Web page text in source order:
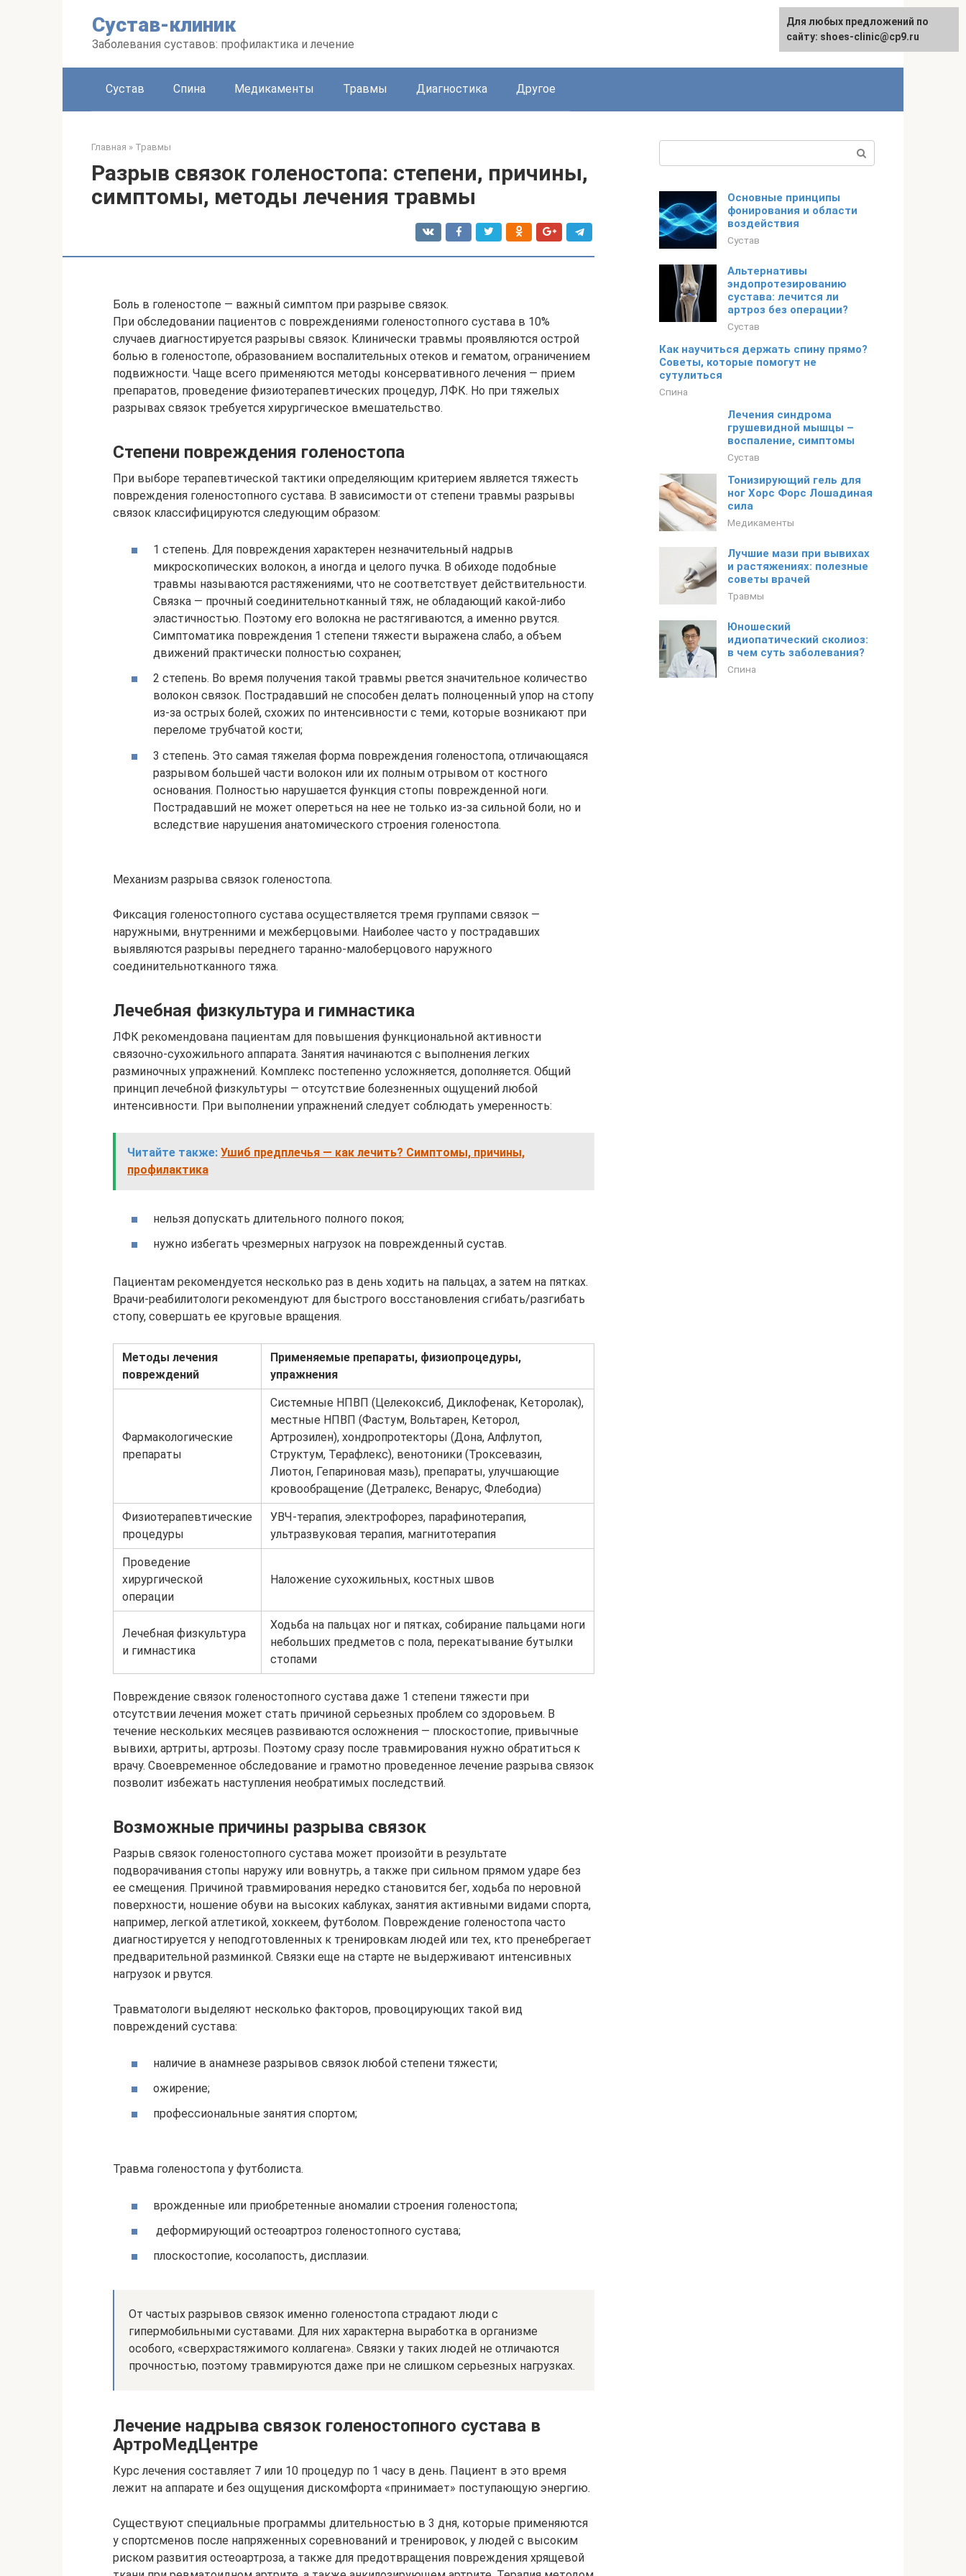
Сустав-клиник
Заболевания суставов: профилактика и лечение
Сустав Спина Медикаменты Травмы Диагностика Другое
Главная » Травмы
Разрыв связок голеностопа: степени, причины,
симптомы, методы лечения травмы
Боль в голеностопе — важный симптом при разрыве связок.
При обследовании пациентов с повреждениями голеностопного сустава в 10%
случаев диагностируется разрывы связок. Клинически травмы проявляются острой
болью в голеностопе, образованием воспалительных отеков и гематом, ограничением
подвижности. Чаще всего применяются методы консервативного лечения — прием
препаратов, проведение физиотерапевтических процедур, ЛФК. Но при тяжелых
разрывах связок требуется хирургическое вмешательство.
Степени повреждения голеностопа
При выборе терапевтической тактики определяющим критерием является тяжесть
повреждения голеностопного сустава. В зависимости от степени травмы разрывы
связок классифицируются следующим образом:
1 степень. Для повреждения характерен незначительный надрыв
микроскопических волокон, а иногда и целого пучка. В обиходе подобные
травмы называются растяжениями, что не соответствует действительности.
Связка — прочный соединительнотканный тяж, не обладающий какой-либо
эластичностью. Поэтому его волокна не растягиваются, а именно рвутся.
Симптоматика повреждения 1 степени тяжести выражена слабо, а объем
движений практически полностью сохранен;
2 степень. Во время получения такой травмы рвется значительное количество
волокон связок. Пострадавший не способен делать полноценный упор на стопу
из-за острых болей, схожих по интенсивности с теми, которые возникают при
переломе трубчатой кости;
3 степень. Это самая тяжелая форма повреждения голеностопа, отличающаяся
разрывом большей части волокон или их полным отрывом от костного
основания. Полностью нарушается функция стопы поврежденной ноги.
Пострадавший не может опереться на нее не только из-за сильной боли, но и
вследствие нарушения анатомического строения голеностопа.
Механизм разрыва связок голеностопа.
Фиксация голеностопного сустава осуществляется тремя группами связок —
наружными, внутренними и межберцовыми. Наиболее часто у пострадавших
выявляются разрывы переднего таранно-малоберцового наружного
соединительнотканного тяжа.
Лечебная физкультура и гимнастика
ЛФК рекомендована пациентам для повышения функциональной активности
связочно-сухожильного аппарата. Занятия начинаются с выполнения легких
разминочных упражнений. Комплекс постепенно усложняется, дополняется. Общий
принцип лечебной физкультуры — отсутствие болезненных ощущений любой
интенсивности. При выполнении упражнений следует соблюдать умеренность:
Читайте также: Ушиб предплечья — как лечить? Симптомы, причины,
профилактика
нельзя допускать длительного полного покоя;
нужно избегать чрезмерных нагрузок на поврежденный сустав.
Пациентам рекомендуется несколько раз в день ходить на пальцах, а затем на пятках.
Врачи-реабилитологи рекомендуют для быстрого восстановления сгибать/разгибать
стопу, совершать ее круговые вращения.
Методы лечения
повреждений
Применяемые препараты, физиопроцедуры,
упражнения
Фармакологические
препараты
Системные НПВП (Целекоксиб, Диклофенак, Кеторолак),
местные НПВП (Фастум, Вольтарен, Кеторол,
Артрозилен), хондропротекторы (Дона, Алфлутоп,
Структум, Терафлекс), венотоники (Троксевазин,
Лиотон, Гепариновая мазь), препараты, улучшающие
кровообращение (Детралекс, Венарус, Флебодиа)
Физиотерапевтические
процедуры
УВЧ-терапия, электрофорез, парафинотерапия,
ультразвуковая терапия, магнитотерапия
Проведение
хирургической
операции
Наложение сухожильных, костных швов
Лечебная физкультура
и гимнастика
Ходьба на пальцах ног и пятках, собирание пальцами ноги
небольших предметов с пола, перекатывание бутылки
стопами
Повреждение связок голеностопного сустава даже 1 степени тяжести при
отсутствии лечения может стать причиной серьезных проблем со здоровьем. В
течение нескольких месяцев развиваются осложнения — плоскостопие, привычные
вывихи, артриты, артрозы. Поэтому сразу после травмирования нужно обратиться к
врачу. Своевременное обследование и грамотно проведенное лечение разрыва связок
позволит избежать наступления необратимых последствий.
Возможные причины разрыва связок
Разрыв связок голеностопного сустава может произойти в результате
подворачивания стопы наружу или вовнутрь, а также при сильном прямом ударе без
ее смещения. Причиной травмирования нередко становится бег, ходьба по неровной
поверхности, ношение обуви на высоких каблуках, занятия активными видами спорта,
например, легкой атлетикой, хоккеем, футболом. Повреждение голеностопа часто
диагностируется у неподготовленных к тренировкам людей или тех, кто пренебрегает
предварительной разминкой. Связки еще на старте не выдерживают интенсивных
нагрузок и рвутся.
Травматологи выделяют несколько факторов, провоцирующих такой вид
повреждений сустава:
наличие в анамнезе разрывов связок любой степени тяжести;
ожирение;
профессиональные занятия спортом;
Травма голеностопа у футболиста.
врожденные или приобретенные аномалии строения голеностопа;
деформирующий остеоартроз голеностопного сустава;
плоскостопие, косолапость, дисплазии.
От частых разрывов связок именно голеностопа страдают люди с
гипермобильными суставами. Для них характерна выработка в организме
особого, «сверхрастяжимого коллагена». Связки у таких людей не отличаются
прочностью, поэтому травмируются даже при не слишком серьезных нагрузках.
Лечение надрыва связок голеностопного сустава в
АртроМедЦентре
Курс лечения составляет 7 или 10 процедур по 1 часу в день. Пациент в это время
лежит на аппарате и без ощущения дискомфорта «принимает» поступающую энергию.
Существуют специальные программы длительностью в 3 дня, которые применяются
у спортсменов после напряженных соревнований и тренировок, у людей с высоким
риском развития остеоартроза, а также для предотвращения повреждения хрящевой
Основные принципы
фонирования и области
воздействия
Сустав
Альтернативы
эндопротезированию
сустава: лечится ли
артроз без операции?
Сустав
Как научиться держать спину прямо?
Советы, которые помогут не
сутулиться
Спина
Лечения синдрома
грушевидной мышцы –
воспаление, симптомы
Сустав
Тонизирующий гель для
ног Хорс Форс Лошадиная
сила
Медикаменты
Лучшие мази при вывихах
и растяжениях: полезные
советы врачей
Травмы
Юношеский
идиопатический сколиоз:
в чем суть заболевания?
Спина
Для любых предложений по
сайту: shoes-clinic@cp9.ru